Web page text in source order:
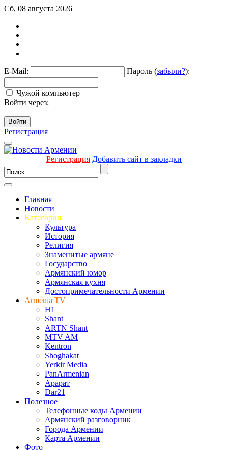
Сб, 08 августа 2026
E-Mail: Пароль (забыли?):
Чужой компьютер
Войти через:
Войти
Регистрация
Регистрация Добавить сайт в закладки
Главная
Новости
Категории
Культура
История
Религия
Знаменитые армяне
Государство
Армянский юмор
Армянская кухня
Достопримечательности Армении
Armenia TV
H1
Shant
ARTN Shant
MTV AM
Kentron
Shoghakat
Yerkir Media
PanArmenian
Арарат
Dar21
Полезное
Телефонные коды Армении
Армянский разговорник
Города Армении
Карта Армении
Фото